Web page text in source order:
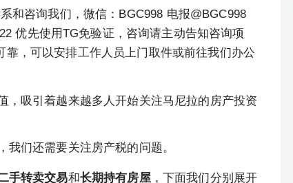
和咨询我们，微信：BGC998 电报@BGC998
优先使用TG免验证，咨询请主动告知咨询项
，可以安排工作人员上门取件或前往我们办公
，吸引着越来越多人开始关注马尼拉的房产投资
们还需要关注房产税的问题。
手转卖交易和长期持有房屋，下面我们分别展开